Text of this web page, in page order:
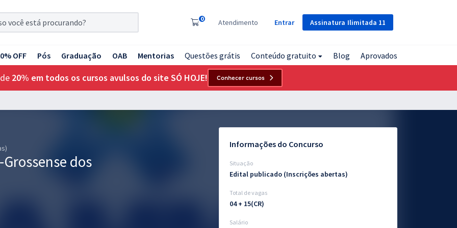
Assinatura Ilimitada 11
0 Atendimento Entrar
OFF Pós Graduação OAB Mentorias Questões grátis Conteúdo gratuito Blog Aprovados
20% em todos os cursos avulsos do site SÓ HOJE! Conhecer cursos
dos
Informações do Concurso
Situação
Edital publicado (Inscrições abertas)
Total de vagas
04 + 15(CR)
Salário